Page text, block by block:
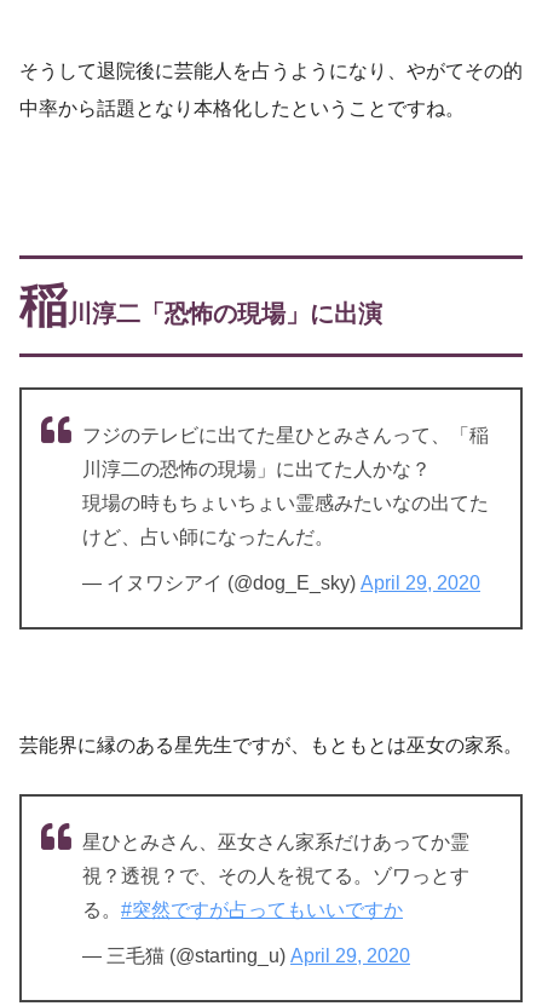
そうして退院後に芸能人を占うようになり、やがてその的
中率から話題となり本格化したということですね。
稲川淳二「恐怖の現場」に出演
フジのテレビに出てた星ひとみさんって、「稲
川淳二の恐怖の現場」に出てた人かな？
現場の時もちょいちょい霊感みたいなの出てた
けど、占い師になったんだ。
— イヌワシアイ (@dog_E_sky) April 29, 2020
芸能界に縁のある星先生ですが、もともとは巫女の家系。
星ひとみさん、巫女さん家系だけあってか霊
視？透視？で、その人を視てる。ゾワっとす
る。 #突然ですが占ってもいいですか
— 三毛猫 (@starting_u) April 29, 2020